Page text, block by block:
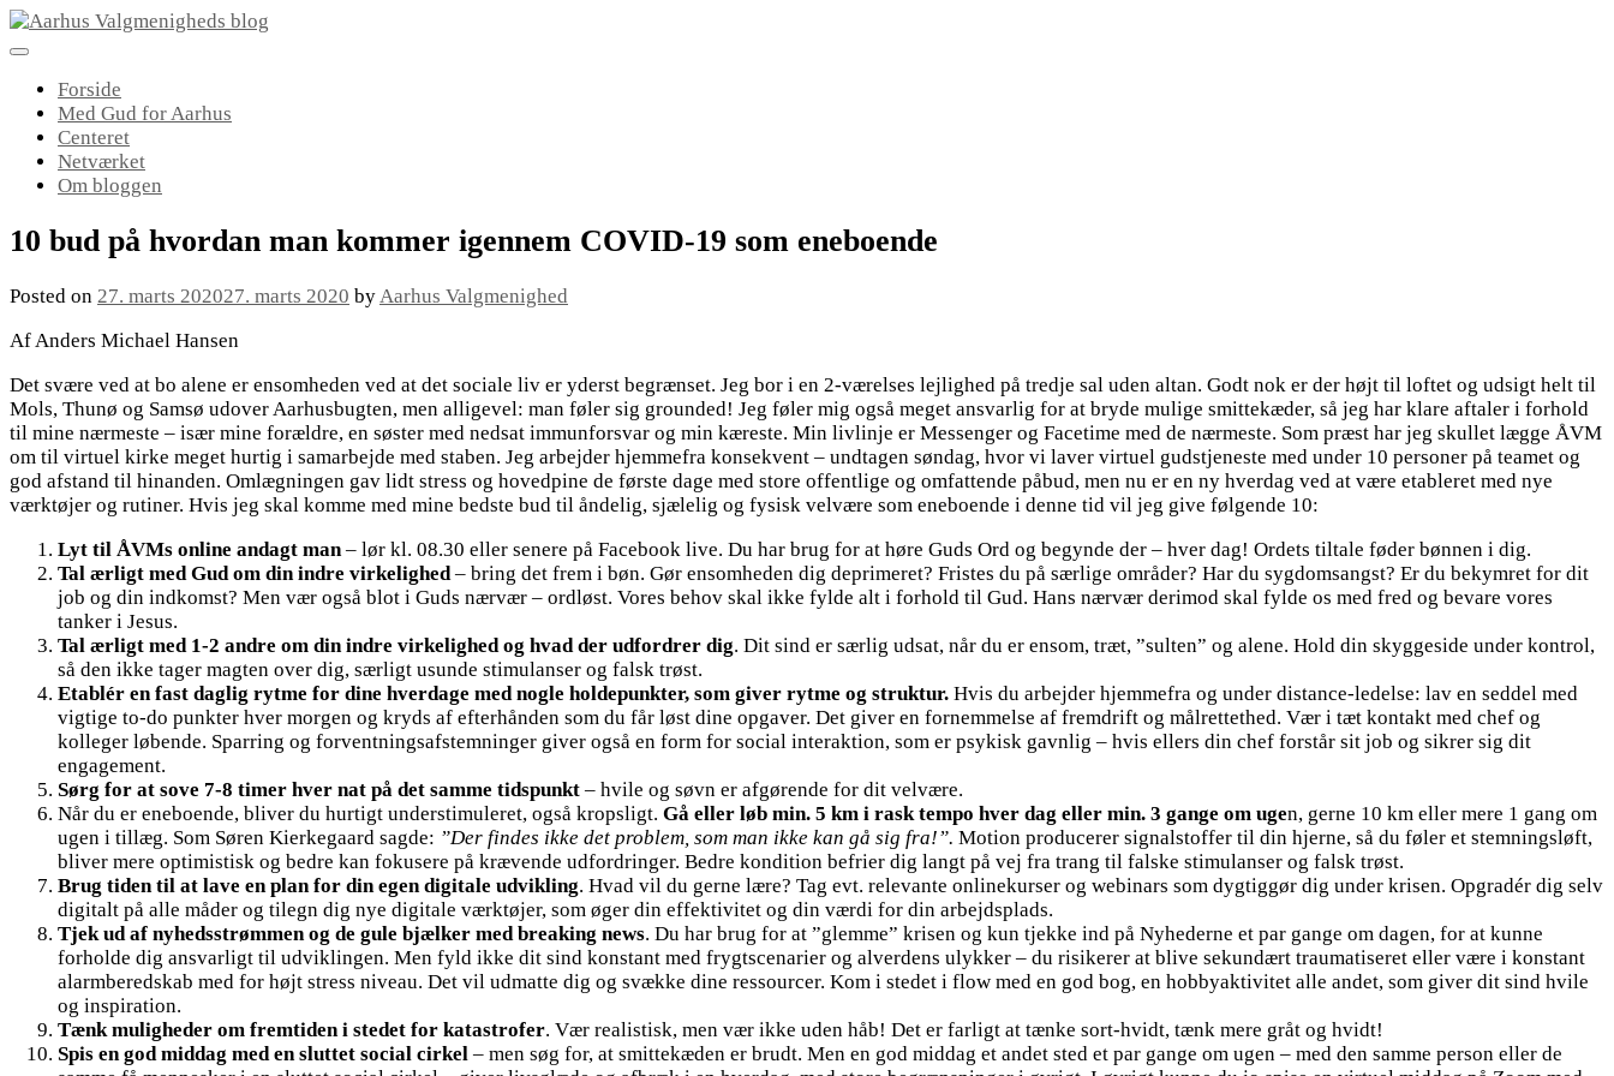
Skip
to
Forside
Med Gud for Aarhus
Centeret
Netværket
Om bloggen
10 bud på hvordan man kommer igennem COVID-19 som eneboende
Posted on 27. marts 202027. marts 2020 byAarhus Valgmenighed
Af Anders Michael Hansen
Det svære ved at bo alene er ensomheden ved at det sociale liv er yderst begrænset. Jeg bor i en 2-værelses lejlighed på tredje sal uden altan. Godt nok er der højt til loftet og udsigt helt til
Mols, Thunø og Samsø udover Aarhusbugten, men alligevel: man føler sig grounded! Jeg føler mig også meget ansvarlig for at bryde mulige smittekæder, så jeg har klare aftaler i forhold
til mine nærmeste – især mine forældre, en søster med nedsat immunforsvar og min kæreste. Min livlinje er Messenger og Facetime med de nærmeste. Som præst har jeg skullet lægge ÅVM
om til virtuel kirke meget hurtig i samarbejde med staben. Jeg arbejder hjemmefra konsekvent – undtagen søndag, hvor vi laver virtuel gudstjeneste med under 10 personer på teamet og
god afstand til hinanden. Omlægningen gav lidt stress og hovedpine de første dage med store offentlige og omfattende påbud, men nu er en ny hverdag ved at være etableret med nye
værktøjer og rutiner. Hvis jeg skal komme med mine bedste bud til åndelig, sjælelig og fysisk velvære som eneboende i denne tid vil jeg give følgende 10:
Lyt til ÅVMs online andagt man– lør kl. 08.30 eller senere på Facebook live. Du har brug for at høre Guds Ord og begynde der – hver dag! Ordets tiltale føder bønnen i dig.
Tal ærligt med Gud om din indre virkelighed– bring det frem i bøn. Gør ensomheden dig deprimeret? Fristes du på særlige områder? Har du sygdomsangst? Er du bekymret for dit
job og din indkomst? Men vær også blot i Guds nærvær – ordløst. Vores behov skal ikke fylde alt i forhold til Gud. Hans nærvær derimod skal fylde os med fred og bevare vores
tanker i Jesus.
Tal ærligt med 1-2 andre om din indre virkelighed og hvad der udfordrer dig. Dit sind er særlig udsat, når du er ensom, træt, ”sulten” og alene. Hold din skyggeside under kontrol,
så den ikke tager magten over dig, særligt usunde stimulanser og falsk trøst.
Etablér en fast daglig rytme for dine hverdage med nogle holdepunkter, som giver rytme og struktur. Hvis du arbejder hjemmefra og under distance-ledelse: lav en seddel med
vigtige to-do punkter hver morgen og kryds af efterhånden som du får løst dine opgaver. Det giver en fornemmelse af fremdrift og målrettethed. Vær i tæt kontakt med chef og
kolleger løbende. Sparring og forventningsafstemninger giver også en form for social interaktion, som er psykisk gavnlig – hvis ellers din chef forstår sit job og sikrer sig dit
engagement.
Sørg for at sove 7-8 timer hver nat på det samme tidspunkt – hvile og søvn er afgørende for dit velvære.
Når du er eneboende, bliver du hurtigt understimuleret, også kropsligt. Gå eller løb min. 5 km i rask tempo hver dag eller min. 3 gange om ugen, gerne 10 km eller mere 1 gang om
ugen i tillæg. Som Søren Kierkegaard sagde: ”Der findes ikke det problem, som man ikke kan gå sig fra!”. Motion producerer signalstoffer til din hjerne, så du føler et stemningsløft,
bliver mere optimistisk og bedre kan fokusere på krævende udfordringer. Bedre kondition befrier dig langt på vej fra trang til falske stimulanser og falsk trøst.
Brug tiden til at lave en plan for din egen digitale udvikling. Hvad vil du gerne lære? Tag evt. relevante onlinekurser og webinars som dygtiggør dig under krisen. Opgradér dig selv
digitalt på alle måder og tilegn dig nye digitale værktøjer, som øger din effektivitet og din værdi for din arbejdsplads.
Tjek ud af nyhedsstrømmen og de gule bjælker med breaking news. Du har brug for at ”glemme” krisen og kun tjekke ind på Nyhederne et par gange om dagen, for at kunne
forholde dig ansvarligt til udviklingen. Men fyld ikke dit sind konstant med frygtscenarier og alverdens ulykker – du risikerer at blive sekundært traumatiseret eller være i konstant
alarmberedskab med for højt stress niveau. Det vil udmatte dig og svække dine ressourcer. Kom i stedet i flow med en god bog, en hobbyaktivitet alle andet, som giver dit sind hvile
og inspiration.
Tænk muligheder om fremtiden i stedet for katastrofer. Vær realistisk, men vær ikke uden håb! Det er farligt at tænke sort-hvidt, tænk mere gråt og hvidt!
Spis en god middag med en sluttet social cirkel – men søg for, at smittekæden er brudt. Men en god middag et andet sted et par gange om ugen – med den samme person eller de